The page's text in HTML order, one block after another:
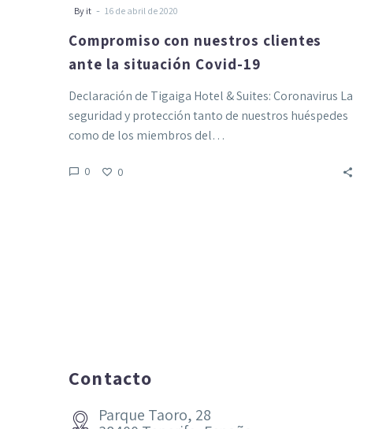
By it - 16 de abril de 2020
Compromiso con nuestros clientes
ante la situación Covid-19
Declaración de Tigaiga Hotel & Suites: Coronavirus La
seguridad y protección tanto de nuestros huéspedes
como de los miembros del…
0 0
Contacto

 Parque Taoro, 28